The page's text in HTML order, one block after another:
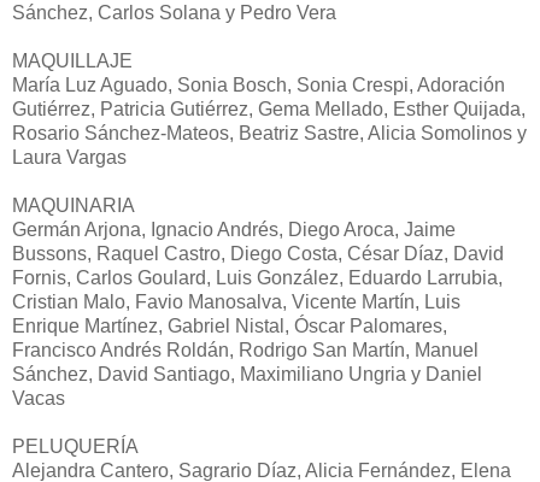
Sánchez, Carlos Solana y Pedro Vera
MAQUILLAJE
María Luz Aguado, Sonia Bosch, Sonia Crespi, Adoración
Gutiérrez, Patricia Gutiérrez, Gema Mellado, Esther Quijada,
Rosario Sánchez-Mateos, Beatriz Sastre, Alicia Somolinos y
Laura Vargas
MAQUINARIA
Germán Arjona, Ignacio Andrés, Diego Aroca, Jaime
Bussons, Raquel Castro, Diego Costa, César Díaz, David
Fornis, Carlos Goulard, Luis González, Eduardo Larrubia,
Cristian Malo, Favio Manosalva, Vicente Martín, Luis
Enrique Martínez, Gabriel Nistal, Óscar Palomares,
Francisco Andrés Roldán, Rodrigo San Martín, Manuel
Sánchez, David Santiago, Maximiliano Ungria y Daniel
Vacas
PELUQUERÍA
Alejandra Cantero, Sagrario Díaz, Alicia Fernández, Elena